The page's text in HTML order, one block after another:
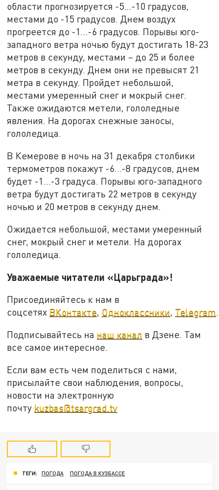
области прогнозируется -5…-10 градусов,
местами до -15 градусов. Днем воздух
прогреется до -1…-6 градусов. Порывы юго-
западного ветра ночью будут достигать 18-23
метров в секунду, местами – до 25 и более
метров в секунду. Днем они не превысят 21
метра в секунду. Пройдет небольшой,
местами умеренный снег и мокрый снег.
Также ожидаются метели, гололедные
явления. На дорогах снежные заносы,
гололедица.
В Кемерове в ночь на 31 декабря столбики
термометров покажут -6…-8 градусов, днем
будет -1…-3 градуса. Порывы юго-западного
ветра будут достигать 22 метров в секунду
ночью и 20 метров в секунду днем.
Ожидается небольшой, местами умеренный
снег, мокрый снег и метели. На дорогах
гололедица.
Уважаемые читатели «Царьграда»!
Присоединяйтесь к нам в
соцсетях ВКонтакте, Одноклассники, Telegram.
Подписывайтесь на наш канал в Дзене. Там
все самое интересное.
Если вам есть чем поделиться с нами,
присылайте свои наблюдения, вопросы,
новости на электронную
почту kuzbas@tsargrad.tv
ТЕГИ: ПОГОДА ПОГОДА В КУЗБАССЕ